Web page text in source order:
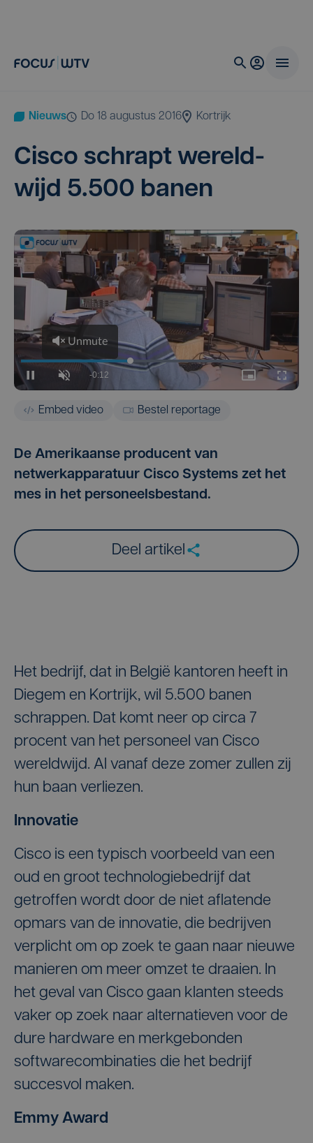
Nieuws do 18 augustus 2016 Kortrijk
Cis­co schrapt wereld­
wijd 5.500 banen
Embed video Bestel reportage
De Amerikaanse producent van
netwerkapparatuur Cisco Systems zet het
mes in het personeelsbestand.
Deel artikel
Het bedrijf, dat in België kantoren heeft in
Diegem en Kortrijk, wil 5.500 banen
schrappen. Dat komt neer op circa 7
procent van het personeel van Cisco
wereldwijd. Al vanaf deze zomer zullen zij
hun baan verliezen.
Innovatie
Cisco is een typisch voorbeeld van een
oud en groot technologiebedrijf dat
getroffen wordt door de niet aflatende
opmars van de innovatie, die bedrijven
verplicht om op zoek te gaan naar nieuwe
manieren om meer omzet te draaien. In
het geval van Cisco gaan klanten steeds
vaker op zoek naar alternatieven voor de
dure hardware en merkgebonden
softwarecombinaties die het bedrijf
succesvol maken.
Emmy Award